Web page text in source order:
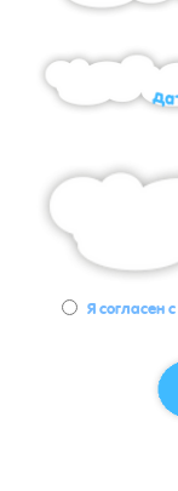
Я согласен с